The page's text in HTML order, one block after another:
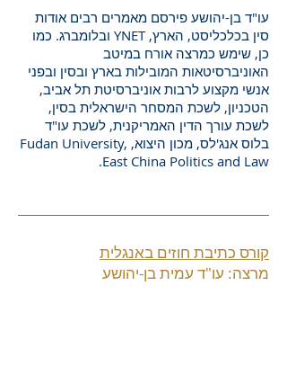
עו"ד בן-יהושע פירסם מאמרים רבים אודות
סין בכלכליסט, הארץ, YNET ובלומברג. כמו
כן, שימש כמרצה אורח במיטב
האוניברסיטאות המובילות בארץ ובסין ובפני
אנשי מקצוע לרבות אוניברסיטת תל אביב,
הטכניון, לשכת המסחר הישראלית בסין,
לשכת עורך הדין האמריקנית, לשכת עו"ד
בלוס אנג'לס, מכון היצוא, Fudan University,
East China Politics and Law.
קורס כתיבת חוזים באנגלית
מרצה: עו"ד עמית בן-יהושע